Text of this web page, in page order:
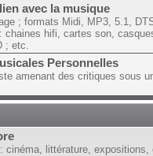
avec la musique
; formats Midi, MP3, 5.1,
chaines hifi, cartes son,
; etc.
Personnelles
amenant des critiques sous
cinéma, littérature, expositions,